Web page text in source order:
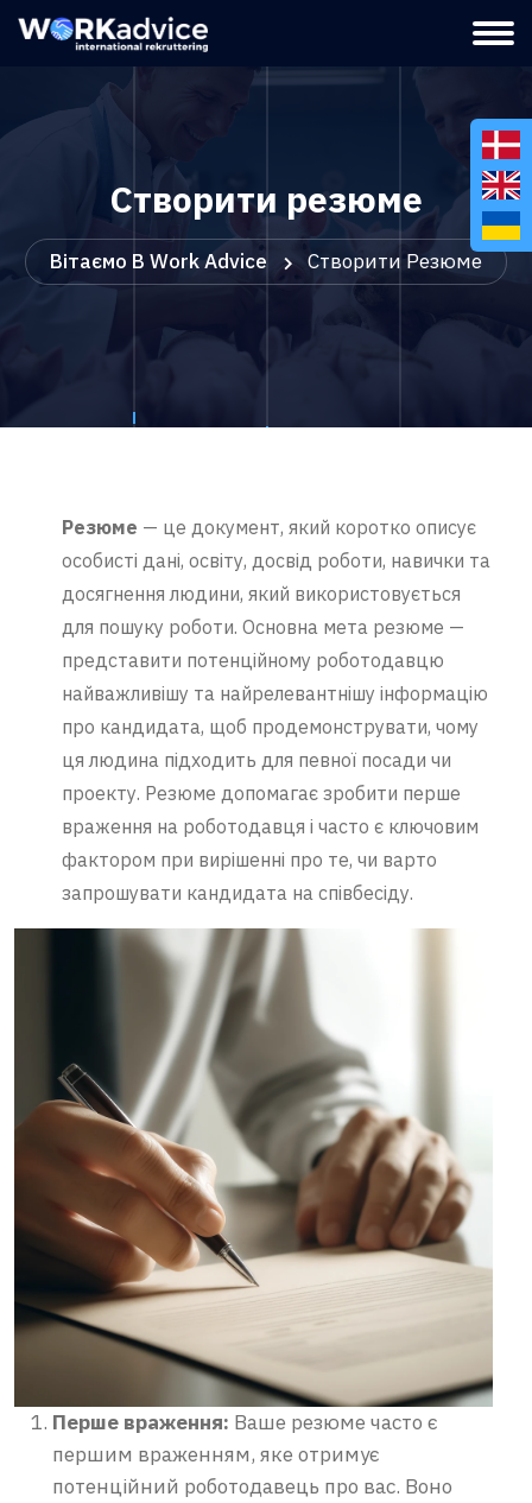
Створити резюме
Вітаємо В Work Advice Створити Резюме
Резюме — це документ, який коротко описує
особисті дані, освіту, досвід роботи, навички та
досягнення людини, який використовується
для пошуку роботи. Основна мета резюме —
представити потенційному роботодавцю
найважливішу та найрелевантнішу інформацію
про кандидата, щоб продемонструвати, чому
ця людина підходить для певної посади чи
проекту. Резюме допомагає зробити перше
враження на роботодавця і часто є ключовим
фактором при вирішенні про те, чи варто
запрошувати кандидата на співбесіду.
Перше враження: Ваше резюме часто є
першим враженням, яке отримує
потенційний роботодавець про вас. Воно